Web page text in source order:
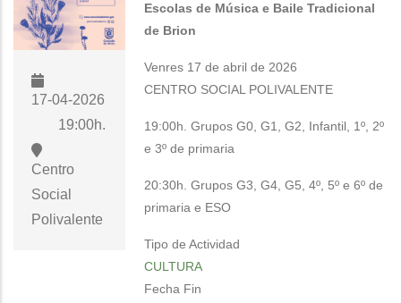
17-04-2026
19:00h.
Centro
Social
Polivalente
Escolas de Música e Baile Tradicional
de Brion
Venres 17 de abril de 2026
CENTRO SOCIAL POLIVALENTE
19:00h. Grupos G0, G1, G2, Infantil, 1º, 2º
e 3º de primaria
20:30h. Grupos G3, G4, G5, 4º, 5º e 6º de
primaria e ESO
Tipo de Actividad
CULTURA
Fecha Fin